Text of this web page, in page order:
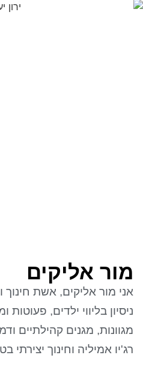
מור אליקים
ניסיון בליווי ילדים,
מגוונות, מגנים קהילתיים
רג'יו אמיליה וחינוך יצירתי